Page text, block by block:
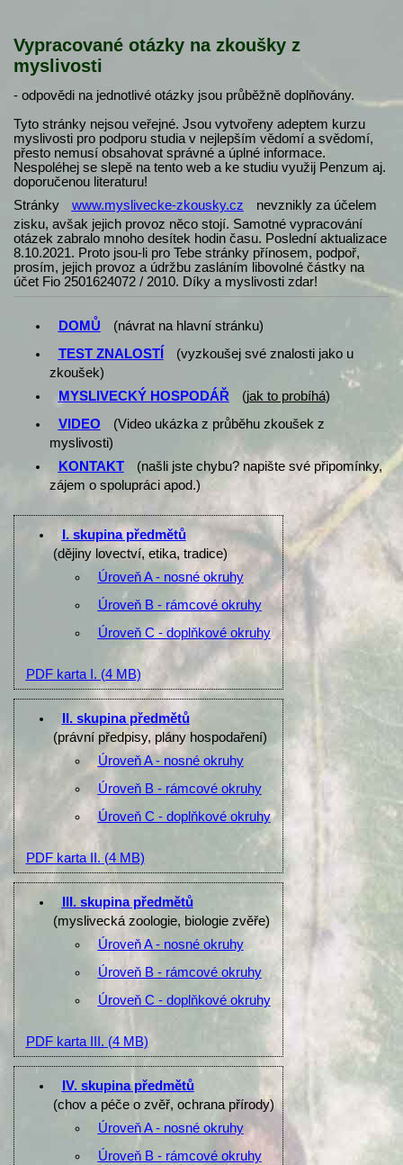
Vypracované otázky na zkoušky z
myslivosti
- odpovědi na jednotlivé otázky jsou průběžně doplňovány.
Tyto stránky nejsou veřejné. Jsou vytvořeny adeptem kurzu
myslivosti pro podporu studia v nejlepším vědomí a svědomí,
přesto nemusí obsahovat správné a úplné informace.
Nespoléhej se slepě na tento web a ke studiu využij Penzum aj.
doporučenou literaturu!
Stránky
www.myslivecke-zkousky.cz
nevznikly za účelem
zisku, avšak jejich provoz něco stojí. Samotné vypracování
otázek zabralo mnoho desítek hodin času. Poslední aktualizace
8.10.2021. Proto jsou-li pro Tebe stránky přínosem, podpoř,
prosím, jejich provoz a údržbu zasláním libovolné částky na
účet Fio 2501624072 / 2010. Díky a myslivosti zdar!
DOMŮ
(návrat na hlavní stránku)
TEST ZNALOSTÍ
(vyzkoušej své znalosti jako u
zkoušek)
MYSLIVECKÝ HOSPODÁŘ
(jak to probíhá)
VIDEO
(Video ukázka z průběhu zkoušek z
myslivosti)
KONTAKT
(našli jste chybu? napište své připomínky,
zájem o spolupráci apod.)
I. skupina předmětů
(dějiny lovectví, etika, tradice)
Úroveň A - nosné okruhy
Úroveň B - rámcové okruhy
Úroveň C - doplňkové okruhy
PDF karta I. (4 MB)
II. skupina předmětů
(právní předpisy, plány hospodaření)
Úroveň A - nosné okruhy
Úroveň B - rámcové okruhy
Úroveň C - doplňkové okruhy
PDF karta II. (4 MB)
III. skupina předmětů
(myslivecká zoologie, biologie zvěře)
Úroveň A - nosné okruhy
Úroveň B - rámcové okruhy
Úroveň C - doplňkové okruhy
PDF karta III. (4 MB)
IV. skupina předmětů
(chov a péče o zvěř, ochrana přírody)
Úroveň A - nosné okruhy
Úroveň B - rámcové okruhy